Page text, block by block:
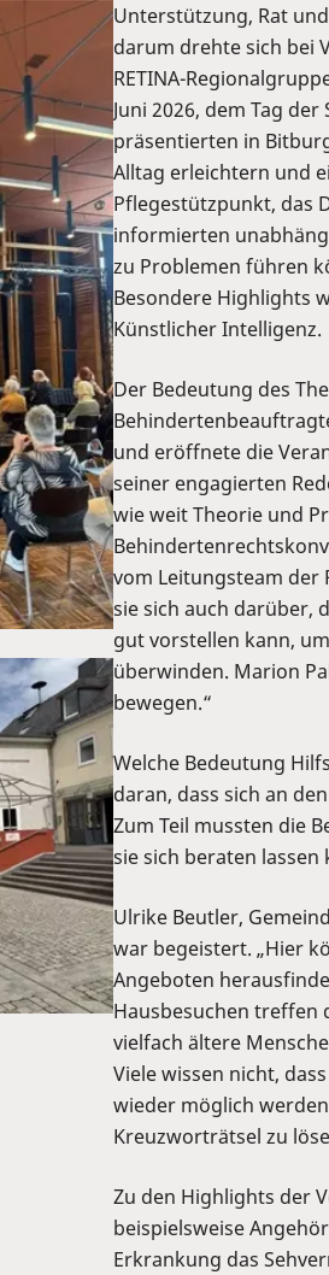
Unterstützung, Rat
darum drehte sich bei
RETINA-
Juni 2026, dem Tag
präsentierten in
Alltag erleichtern und
Pflegestützpunkt, das
informierten
zu Problemen führen
Besondere Highlights
Künstlicher Intelligenz.
Der Bedeutung des
und eröffnete die
seiner engagierten
wie weit Theorie und
vom Leitungsteam der
sie sich auch darüber,
gut vorstellen kann,
überwinden. Marion
bewegen.“
Welche Bedeutung
daran, dass sich an
Zum Teil mussten die
sie sich beraten lassen
Ulrike Beutler,
war begeistert. „Hier
Angeboten
Hausbesuchen treffen
vielfach ältere
Viele wissen nicht,
wieder möglich
Kreuzworträtsel zu
Zu den Highlights der
beispielsweise
Erkrankung das